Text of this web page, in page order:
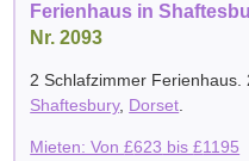
Ferienhaus in
Nr. 2093
2 Schlafzimmer Ferienhaus.
Shaftesbury, Dorset.
Mieten: Von£623 bis£1195